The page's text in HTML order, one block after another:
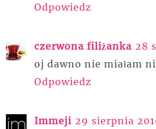
Odpowiedz
czerwona filiżanka 28
oj dawno nie miałam
Odpowiedz
Immeji 29 sierpnia